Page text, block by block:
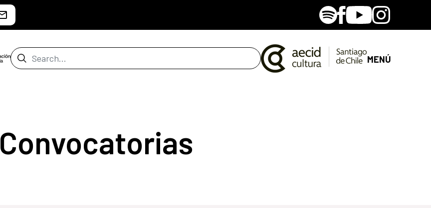
SpotifyFacebook
YoutubeInstagram
Search Bar MENÚ
Convocatorias